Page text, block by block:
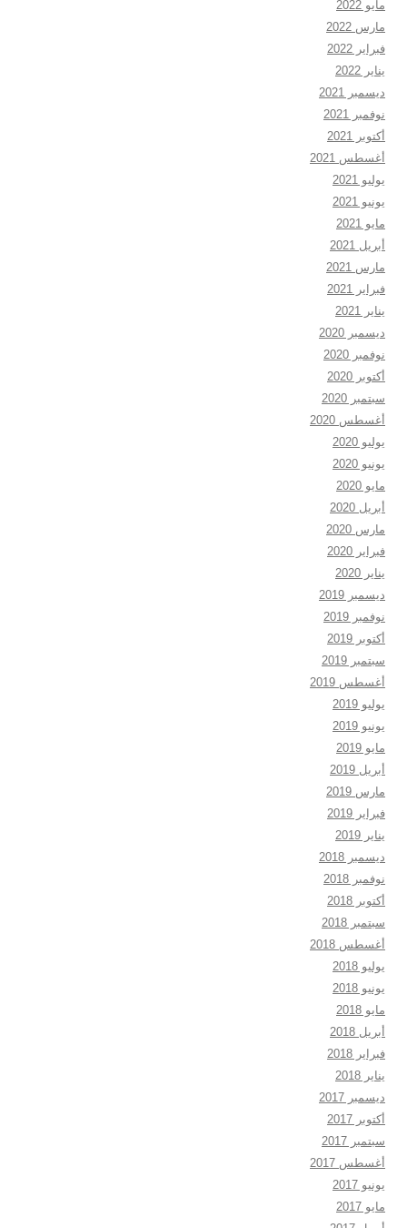
مايو 2022
مارس 2022
فبراير 2022
يناير 2022
ديسمبر 2021
نوفمبر 2021
أكتوبر 2021
أغسطس 2021
يوليو 2021
يونيو 2021
مايو 2021
أبريل 2021
مارس 2021
فبراير 2021
يناير 2021
ديسمبر 2020
نوفمبر 2020
أكتوبر 2020
سبتمبر 2020
أغسطس 2020
يوليو 2020
يونيو 2020
مايو 2020
أبريل 2020
مارس 2020
فبراير 2020
يناير 2020
ديسمبر 2019
نوفمبر 2019
أكتوبر 2019
سبتمبر 2019
أغسطس 2019
يوليو 2019
يونيو 2019
مايو 2019
أبريل 2019
مارس 2019
فبراير 2019
يناير 2019
ديسمبر 2018
نوفمبر 2018
أكتوبر 2018
سبتمبر 2018
أغسطس 2018
يوليو 2018
يونيو 2018
مايو 2018
أبريل 2018
فبراير 2018
يناير 2018
ديسمبر 2017
أكتوبر 2017
سبتمبر 2017
أغسطس 2017
يونيو 2017
مايو 2017